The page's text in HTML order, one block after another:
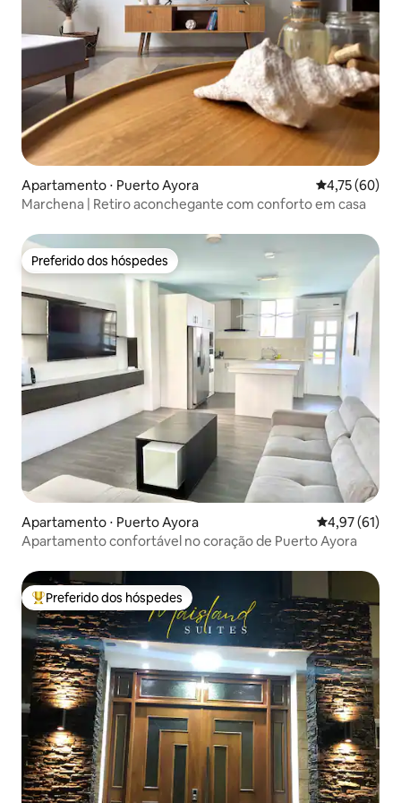
Apartamento ⋅ Puerto Ayora 4,75 de uma
4,75 (60)
Marchena | Retiro aconchegante com conforto em casa
Preferido dos hóspedes
Preferido dos hóspedes
Apartamento ⋅ Puerto Ayora 4,97 de uma
4,97 (61)
Apartamento confortável no coração de Puerto Ayora
Entre os melhores preferidos dos hóspedes
Preferido dos hóspedes